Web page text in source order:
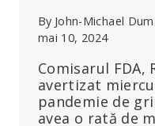
By John-Michael
mai 10, 2024
Comisarul FDA,
avertizat
pandemie de
avea o rată de